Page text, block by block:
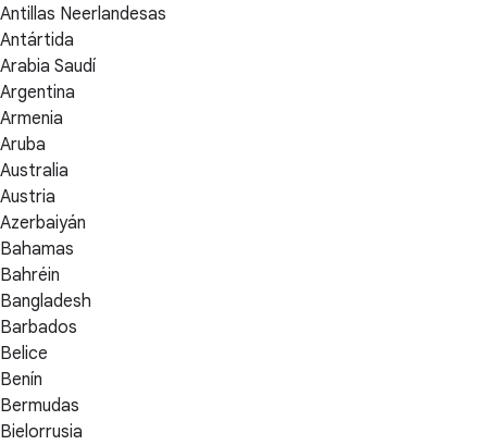
Antillas Neerlandesas
Antártida
Arabia Saudí
Argentina
Armenia
Aruba
Australia
Austria
Azerbaiyán
Bahamas
Bahréin
Bangladesh
Barbados
Belice
Benín
Bermudas
Bielorrusia